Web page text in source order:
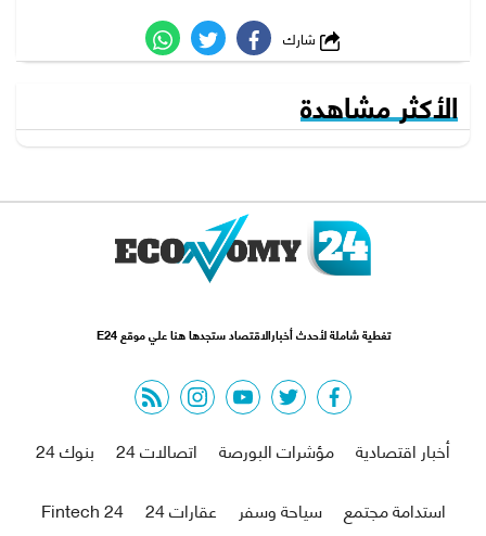
الأكثر مشاهدة
تغطية شاملة لأحدث أخبارالاقتصاد ستجدها هنا علي موقع E24
facebook
twitter
youtube
instagram
rss feed
أخبار اقتصادية
مؤشرات البورصة اتصالات 24
بنوك 24
استدامة مجتمع
سياحة وسفر عقارات 24 Fintech 24